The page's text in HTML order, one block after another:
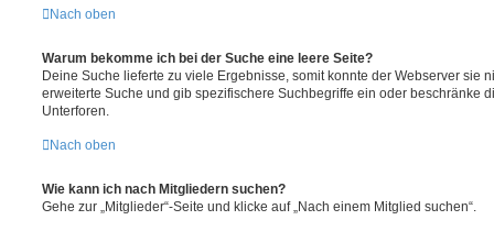
Nach oben
Warum bekomme ich bei der Suche eine leere Seite?
Deine Suche lieferte zu viele Ergebnisse, somit konnte der Webserver sie
erweiterte Suche und gib spezifischere Suchbegriffe ein oder beschränke
Unterforen.
Nach oben
Wie kann ich nach Mitgliedern suchen?
Gehe zur „Mitglieder“-Seite und klicke auf „Nach einem Mitglied suchen“.